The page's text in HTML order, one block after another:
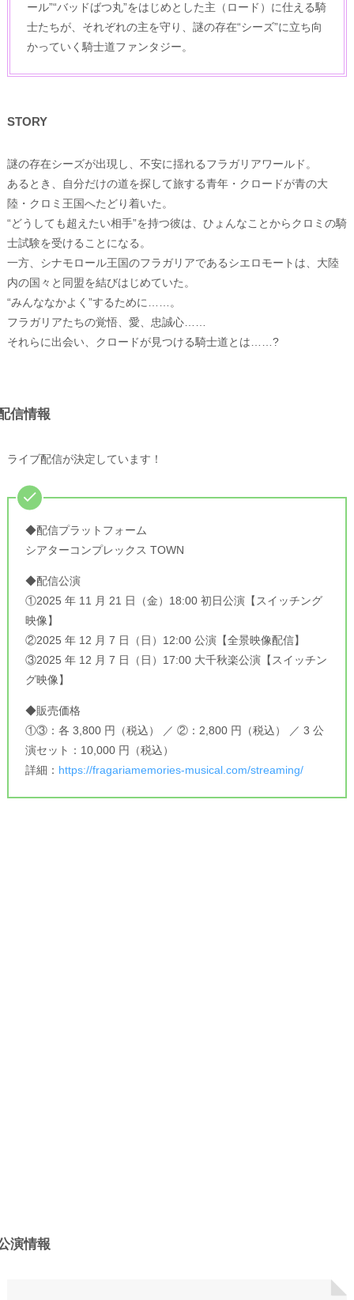
ール”“バッドばつ丸”をはじめとした主（ロード）に仕える騎
士たちが、それぞれの主を守り、謎の存在“シーズ”に立ち向
かっていく騎士道ファンタジー。
STORY
謎の存在シーズが出現し、不安に揺れるフラガリアワールド。
あるとき、自分だけの道を探して旅する青年・クロードが青の大
陸・クロミ王国へたどり着いた。
“どうしても超えたい相手”を持つ彼は、ひょんなことからクロミの騎
士試験を受けることになる。
一方、シナモロール王国のフラガリアであるシエロモートは、大陸
内の国々と同盟を結びはじめていた。
“みんななかよく”するために……。
フラガリアたちの覚悟、愛、忠誠心……
それらに出会い、クロードが見つける騎士道とは……?
信情報
ライブ配信が決定しています！
◆配信プラットフォーム
シアターコンプレックス TOWN
◆配信公演
①2025 年 11 月 21 日（金）18:00 初日公演【スイッチング
映像】
②2025 年 12 月 7 日（日）12:00 公演【全景映像配信】
③2025 年 12 月 7 日（日）17:00 大千秋楽公演【スイッチン
グ映像】
◆販売価格
①③：各 3,800 円（税込） ／ ②：2,800 円（税込） ／ 3 公
演セット：10,000 円（税込）
詳細： https://fragariamemories-musical.com/streaming/
演情報